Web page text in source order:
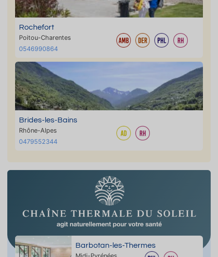
Rochefort
Poitou-Charentes
0546990864
Brides-les-Bains
Rhône-Alpes
0479552344
Barbotan-les-Thermes